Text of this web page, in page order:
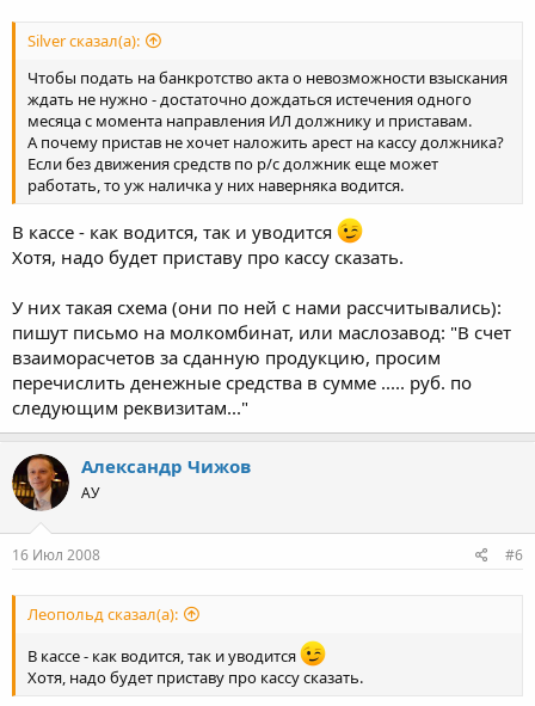
Silver сказал(а):
Чтобы подать на банкротство акта о невозможности взыскания
ждать не нужно - достаточно дождаться истечения одного
месяца с момента направления ИЛ должнику и приставам.
А почему пристав не хочет наложить арест на кассу должника?
Если без движения средств по р/с должник еще может
работать, то уж наличка у них наверняка водится.
В кассе - как водится, так и уводится
Хотя, надо будет приставу про кассу сказать.
У них такая схема (они по ней с нами рассчитывались):
пишут письмо на молкомбинат, или маслозавод: "В счет
взаиморасчетов за сданную продукцию, просим
перечислить денежные средства в сумме ..... руб. по
следующим реквизитам..."
Александр Чижов
АУ
16 Июл 2008 #6
Леопольд сказал(а):
В кассе - как водится, так и уводится
Хотя, надо будет приставу про кассу сказать.